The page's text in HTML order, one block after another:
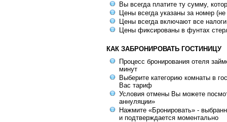
Вы всегда платите ту сумму,
Цены всегда указаны за номер
Цены всегда включают все
Цены фиксированы в фунтах
КАК ЗАБРОНИРОВАТЬ ГОСТИНИЦУ
Процесс бронирования отеля
минут
Выберите категорию комнаты в
Вас тариф
Условия отмены Вы можете
аннуляции»
Нажмите «Бронировать» -
и подтверждается моментально